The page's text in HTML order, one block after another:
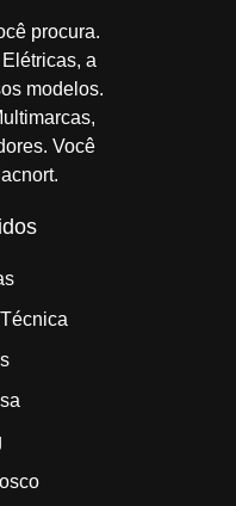
procura.
a
modelos.
Você